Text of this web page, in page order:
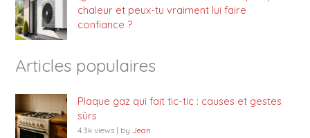
chaleur et peux-tu vraiment lui faire
confiance ?
Articles populaires
Plaque gaz qui fait tic-tic : causes et gestes
sûrs
4.3k views | by Jean